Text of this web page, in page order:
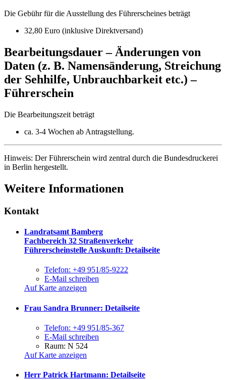
Die Gebühr für die Ausstellung des Führerscheines beträgt
32,80 Euro (inklusive Direktversand)
Bearbeitungsdauer – Änderungen von
Daten (z. B. Namensänderung, Streichung
der Sehhilfe, Unbrauchbarkeit etc.) –
Führerschein
Die Bearbeitungszeit beträgt
ca. 3-4 Wochen ab Antragstellung.
Hinweis: Der Führerschein wird zentral durch die Bundesdruckerei
in Berlin hergestellt.
Weitere Informationen
Kontakt
Landratsamt Bamberg
Fachbereich 32 Straßenverkehr
Führerscheinstelle Auskunft: Detailseite
Telefon: +49 951/85-9222
E-Mail schreiben
Auf Karte anzeigen
Frau Sandra Brunner: Detailseite
Telefon: +49 951/85-367
E-Mail schreiben
Raum: N 524
Auf Karte anzeigen
Herr Patrick Hartmann: Detailseite